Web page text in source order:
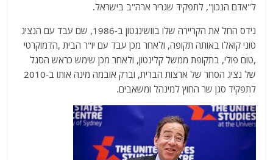
ל"אדם הנכון", לתפקיד שגריר ארה"ב בישראל.
נידס החל את הקריירה שלו בוושינגטון ב-1986, שם עבד עם הנציג
טוני קואלו באותה תקופה, ולאחר מכן עבד עם יו"ר הבית ,הדמוקרטי
,טום פולי, בתקופת ממשל קלינטון, ולאחר מכן שימש כראש הסגל
של נציג הסחר של ארצות הברית, וברק אובמה מינה אותו ב-2010
לתפקיד סגן שר החוץ למינהל ומשאבים.